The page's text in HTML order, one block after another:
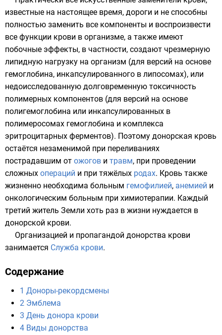
известные на настоящее время, дороги и не способны
полностью заменить все компоненты и воспроизвести
все функции крови в организме, а также имеют
побочные эффекты, в частности, создают чрезмерную
липидную нагрузку на организм (для версий на основе
гемоглобина, инкапсулированного в липосомах), или
недоисследованную долговременную токсичность
полимерных компонентов (для версий на основе
полигемоглобина или инкапсулированных в
полимеросомах гемоглобина и комплекса
эритроцитарных ферментов). Поэтому донорская кровь
остаётся незаменимой при переливаниях
пострадавшим от ожогов и травм, при проведении
сложных операций и при тяжёлых родах. Кровь также
жизненно необходима больным гемофилией, анемией и
онкологическим больным при химиотерапии. Каждый
третий житель Земли хоть раз в жизни нуждается в
донорской крови.
Организацией и пропагандой донорства крови
занимается Служба крови.
Содержание
1 Доноры-рекордсмены
2 Эмблема
3 День донора крови
4 Виды донорства